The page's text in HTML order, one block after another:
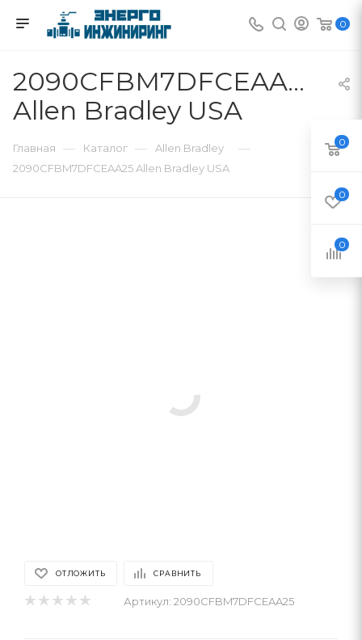
0
2090CFBM7DFCEAA25
Allen Bradley USA
Главная — Каталог — Allen Bradley —
2090CFBM7DFCEAA25 Allen Bradley USA
ОТЛОЖИТЬ СРАВНИТЬ
Артикул: 2090CFBM7DFCEAA25
0
0
0